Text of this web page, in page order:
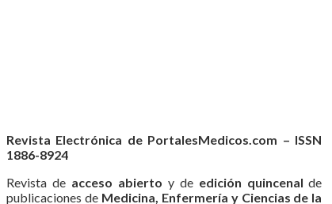
Revista Electrónica de PortalesMedicos.com – ISSN
1886-8924
Revista de acceso abierto y de edición quincenal de
publicaciones de Medicina, Enfermería y Ciencias de la